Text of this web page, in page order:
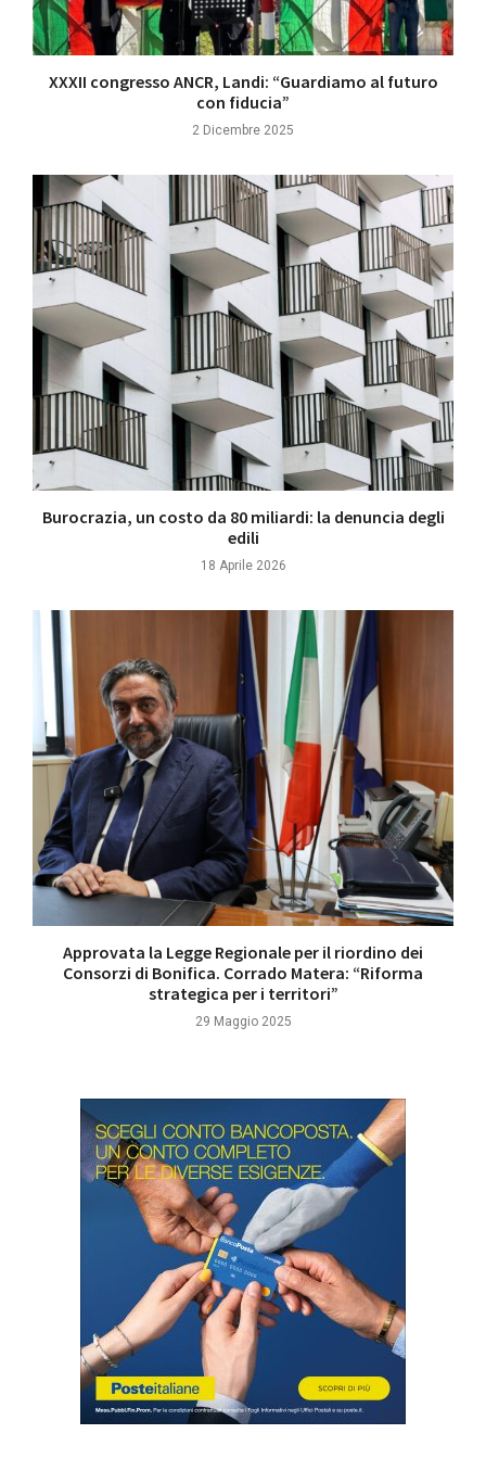
XXXII congresso ANCR, Landi: “Guardiamo al futuro
con fiducia”
2 Dicembre 2025
Burocrazia, un costo da 80 miliardi: la denuncia degli
edili
18 Aprile 2026
Approvata la Legge Regionale per il riordino dei
Consorzi di Bonifica. Corrado Matera: “Riforma
strategica per i territori”
29 Maggio 2025